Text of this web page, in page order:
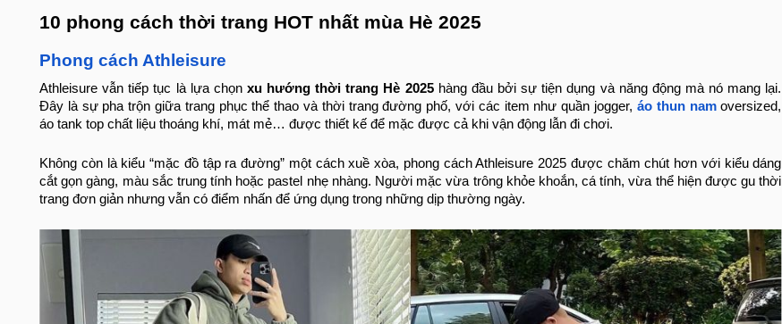
10 phong cách thời trang HOT nhất mùa Hè 2025
Phong cách Athleisure
Athleisure vẫn tiếp tục là lựa chọn xu hướng thời trang Hè 2025 hàng đầu bởi sự tiện dụng và năng động mà nó mang lại.
Đây là sự pha trộn giữa trang phục thể thao và thời trang đường phố, với các item như quần jogger, áo thun namoversized,
áo tank top chất liệu thoáng khí, mát mẻ… được thiết kế để mặc được cả khi vận động lẫn đi chơi.
Không còn là kiểu “mặc đồ tập ra đường” một cách xuề xòa, phong cách Athleisure 2025 được chăm chút hơn với kiểu dáng
cắt gọn gàng, màu sắc trung tính hoặc pastel nhẹ nhàng. Người mặc vừa trông khỏe khoắn, cá tính, vừa thể hiện được gu thời
trang đơn giản nhưng vẫn có điểm nhấn để ứng dụng trong những dịp thường ngày.